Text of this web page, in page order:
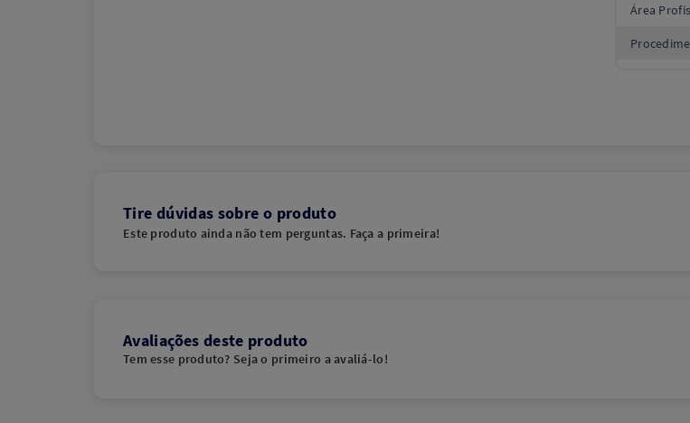
Área
Tire dúvidas sobre o produto
Este produto ainda não tem perguntas. Faça a primeira!
Avaliações deste produto
Tem esse produto? Seja o primeiro a avaliá-lo!